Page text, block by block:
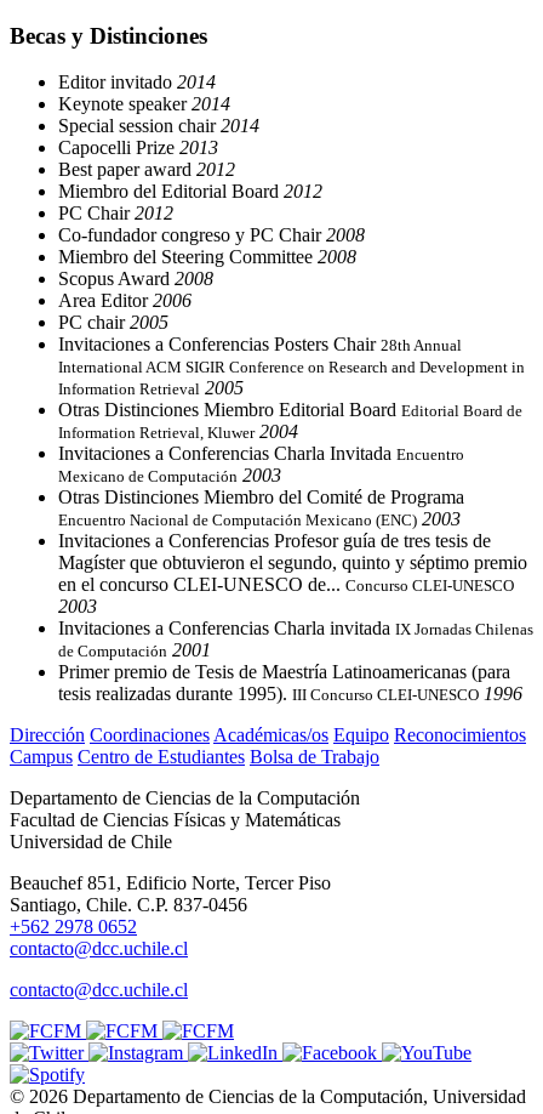
Becas y Distinciones
Editor invitado 2014
Keynote speaker2014
Special session chair2014
Capocelli Prize 2013
Best paper award 2012
Miembro del Editorial Board 2012
PC Chair2012
Co-fundador congreso y PC Chair2008
Miembro del Steering Committee 2008
Scopus Award 2008
Area Editor2006
PC chair2005
Invitaciones a Conferencias Posters Chair 28th Annual
International ACM SIGIR Conference on Research and Development in
Information Retrieval 2005
Otras Distinciones Miembro Editorial Board Editorial Board de
Information Retrieval, Kluwer 2004
Invitaciones a Conferencias Charla Invitada Encuentro
Mexicano de Computación 2003
Otras Distinciones Miembro del Comité de Programa
Encuentro Nacional de Computación Mexicano (ENC) 2003
Invitaciones a Conferencias Profesor guía de tres tesis de
Magíster que obtuvieron el segundo, quinto y séptimo premio
en el concurso CLEI-UNESCO de... Concurso CLEI-UNESCO
2003
Invitaciones a Conferencias Charla invitada IX Jornadas Chilenas
de Computación 2001
Primer premio de Tesis de Maestría Latinoamericanas (para
tesis realizadas durante 1995). III Concurso CLEI-UNESCO 1996
Dirección Coordinaciones Académicas/os Equipo Reconocimientos
Campus Centro de Estudiantes Bolsa de Trabajo
Departamento de Ciencias de la Computación
Facultad de Ciencias Físicas y Matemáticas
Universidad de Chile
Beauchef 851, Edificio Norte, Tercer Piso
Santiago, Chile. C.P. 837-0456
+562 2978 0652
contacto@dcc.uchile.cl
contacto@dcc.uchile.cl
© 2026 Departamento de Ciencias de la Computación, Universidad